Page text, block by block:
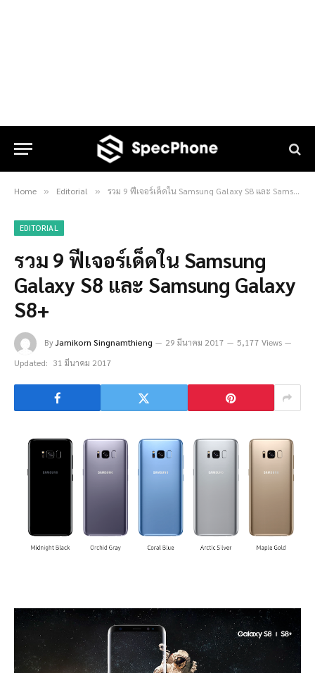
Home » Editorial » รวม 9 ฟีเจอร์เด็ดใน Samsung Galaxy S8 และ Samsung Galaxy S8+
EDITORIAL
รวม 9 ฟีเจอร์เด็ดใน Samsung
Galaxy S8 และ Samsung Galaxy
S8+
ByJamikorn Singnamthieng 29 มีนาคม 2017
5,177 Views
Updated: 31 มีนาคม 2017